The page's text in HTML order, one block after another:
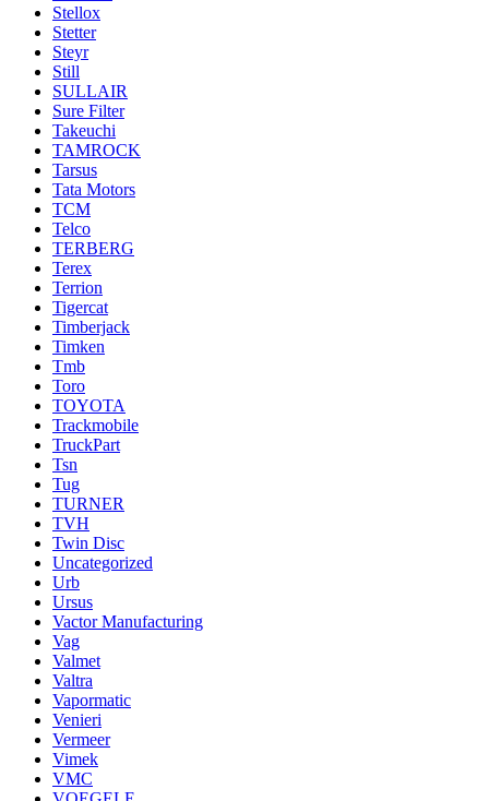
Stellox
Stetter
Steyr
Still
SULLAIR
Sure Filter
Takeuchi
TAMROCK
Tarsus
Tata Motors
TCM
Telco
TERBERG
Terex
Terrion
Tigercat
Timberjack
Timken
Tmb
Toro
TOYOTA
Trackmobile
TruckPart
Tsn
Tug
TURNER
TVH
Twin Disc
Uncategorized
Urb
Ursus
Vactor Manufacturing
Vag
Valmet
Valtra
Vapormatic
Venieri
Vermeer
Vimek
VMC